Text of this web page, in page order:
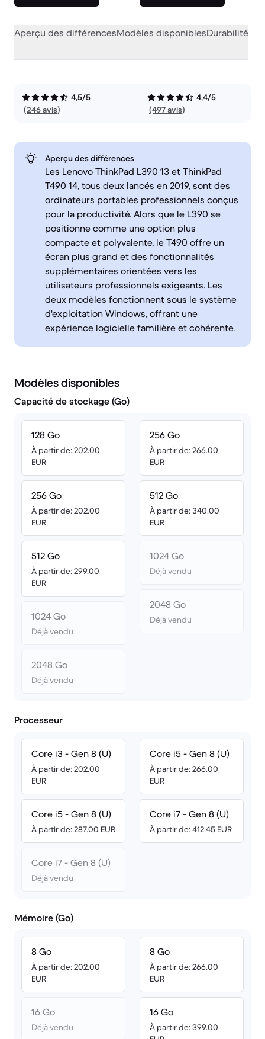
Aperçu des différencesModèles disponiblesDurabilité
4,5/5
(246 avis)
4,4/5
(497 avis)
Aperçu des différences
Les Lenovo ThinkPad L390 13 et ThinkPad
T490 14, tous deux lancés en 2019, sont des
ordinateurs portables professionnels conçus
pour la productivité. Alors que le L390 se
positionne comme une option plus
compacte et polyvalente, le T490 offre un
écran plus grand et des fonctionnalités
supplémentaires orientées vers les
utilisateurs professionnels exigeants. Les
deux modèles fonctionnent sous le système
d'exploitation Windows, offrant une
expérience logicielle familière et cohérente.
Modèles disponibles
Capacité de stockage (Go)
128 Go
À partir de: 202.00
EUR
256 Go
À partir de: 202.00
EUR
512 Go
À partir de: 299.00
EUR
1024 Go
Déjà vendu
2048 Go
Déjà vendu
256 Go
À partir de: 266.00
EUR
512 Go
À partir de: 340.00
EUR
1024 Go
Déjà vendu
2048 Go
Déjà vendu
Processeur
Core i3 - Gen 8 (U)
À partir de: 202.00
EUR
Core i5 - Gen 8 (U)
À partir de: 287.00 EUR
Core i7 - Gen 8 (U)
Déjà vendu
Core i5 - Gen 8 (U)
À partir de: 266.00
EUR
Core i7 - Gen 8 (U)
À partir de: 412.45 EUR
Mémoire (Go)
8 Go
À partir de: 202.00
EUR
16 Go
Déjà vendu
8 Go
À partir de: 266.00
EUR
16 Go
À partir de: 399.00